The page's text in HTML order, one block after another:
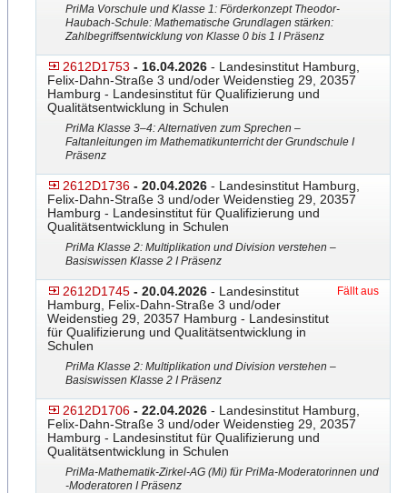
PriMa Vorschule und Klasse 1: Förderkonzept Theodor-
Haubach-Schule: Ma​thematische Grundlagen stärken:
Zahlbegriffsentwicklung von Klasse 0 bis 1 I Präsenz
2612D1753 - 16.04.2026 - Landesinstitut Hamburg,
Felix-Dahn-Straße 3 und/oder Weidenstieg 29, 20357
Hamburg - Landesinstitut für Qualifizierung und
Qualitätsentwicklung in Schulen
PriMa Klasse 3–4: Alternativen zum Sprechen –
Faltanleitungen im Mathematikunterricht der Grundschule I
Präsenz
2612D1736 - 20.04.2026 - Landesinstitut Hamburg,
Felix-Dahn-Straße 3 und/oder Weidenstieg 29, 20357
Hamburg - Landesinstitut für Qualifizierung und
Qualitätsentwicklung in Schulen
PriMa Klasse 2: Multiplikation und Division verstehen –
Basiswissen Klasse 2 I Präsenz
2612D1745 - 20.04.2026 - Landesinstitut
Hamburg, Felix-Dahn-Straße 3 und/oder
Weidenstieg 29, 20357 Hamburg - Landesinstitut
für Qualifizierung und Qualitätsentwicklung in
Schulen
Fällt aus
PriMa Klasse 2: Multiplikation und Division verstehen –
Basiswissen Klasse 2 I Präsenz
2612D1706 - 22.04.2026 - Landesinstitut Hamburg,
Felix-Dahn-Straße 3 und/oder Weidenstieg 29, 20357
Hamburg - Landesinstitut für Qualifizierung und
Qualitätsentwicklung in Schulen
PriMa-Mathematik-Zirkel-AG ​​​ (Mi) für PriMa-Moderatorinnen und
-Moderatoren I Präsenz